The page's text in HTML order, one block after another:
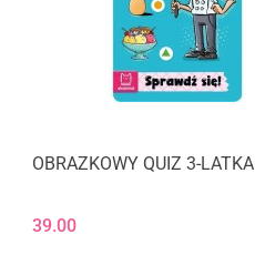
OBRAZKOWY QUIZ 3-LATKA
39.00